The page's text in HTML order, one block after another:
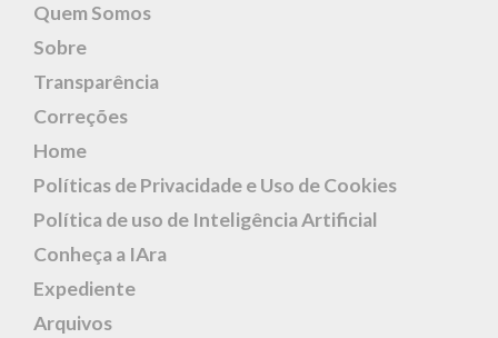
Quem Somos
Sobre
Transparência
Correções
Home
Políticas de Privacidade e Uso de Cookies
Política de uso de Inteligência Artificial
Conheça a IAra
Expediente
Arquivos